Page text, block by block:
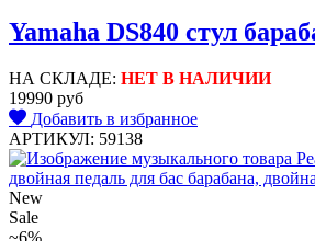
Yamaha DS840 стул
НА СКЛАДЕ: НЕТ В НАЛИЧИИ
19990 руб
Добавить в избранное
АРТИКУЛ: 59138
New
Sale